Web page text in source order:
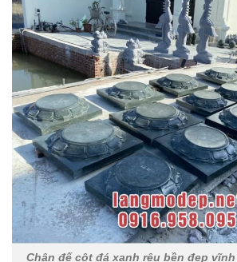
Chân đế cột đá xanh rêu bền đẹp